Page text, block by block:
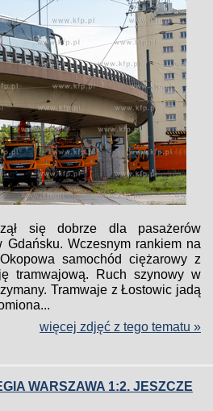
się dobrze dla pasażerów
Gdańsku. Wczesnym rankiem na
samochód ciężarowy z
tramwajową. Ruch szynowy w
Tramwaje z Łostowic jadą
więcej zdjęć z tego tematu »
WARSZAWA 1:2. JESZCZE